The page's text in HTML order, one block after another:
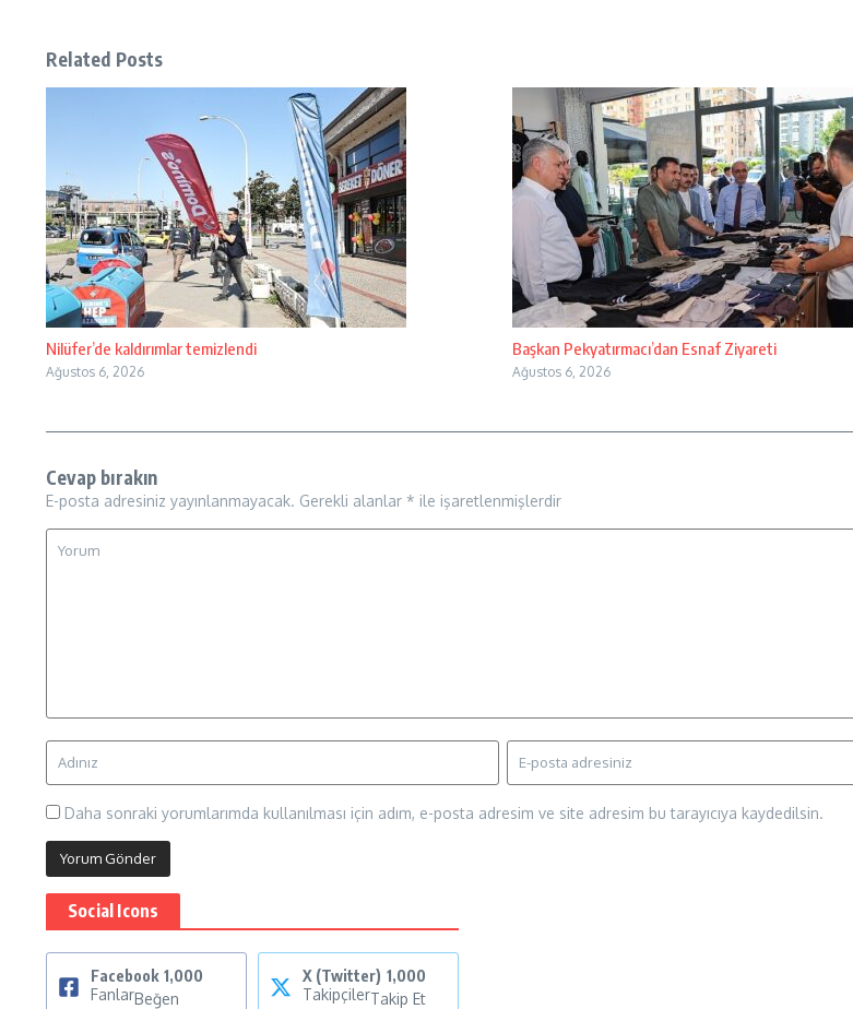
Related Posts
Nilüfer’de kaldırımlar temizlendi
Ağustos 6, 2026
Başkan Pekyatırmacı’dan Esnaf Ziyareti
Ağustos 6, 2026
Cevap bırakın
E-posta adresiniz yayınlanmayacak. Gerekli alanlar * ile işaretlenmişlerdir
Daha sonraki yorumlarımda kullanılması için adım, e-posta adresim ve site adresim bu tarayıcıya kaydedilsin.
Social Icons
Facebook 1,000
FanlarBeğen
X (Twitter) 1,000
TakipçilerTakip Et